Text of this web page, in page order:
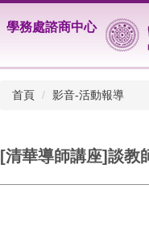
到
容
學務處諮商中心
首頁 影音-活動報導
[清華導師講座]談教